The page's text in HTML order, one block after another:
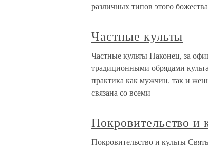
различных типов этого
Частные культы
Частные культы Наконец, за
традиционными обрядами
практика как мужчин, так и
связана со всеми
Покровительство и
Покровительство и культы